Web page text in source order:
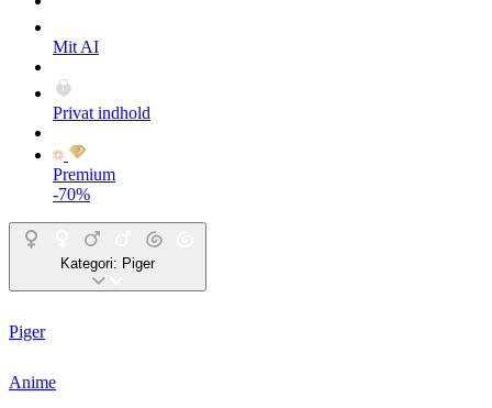
Mit AI
Privat indhold
Premium
-70%
Kategori: Piger
Piger
Anime